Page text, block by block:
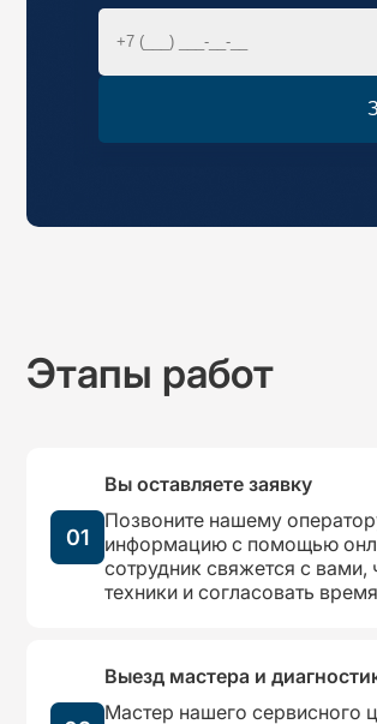
Этапы работ
01
Вы оставляете заявку
Позвоните нашему
информацию с помощью
сотрудник свяжется с
техники и согласовать
Выезд мастера и
Мастер нашего сервисного